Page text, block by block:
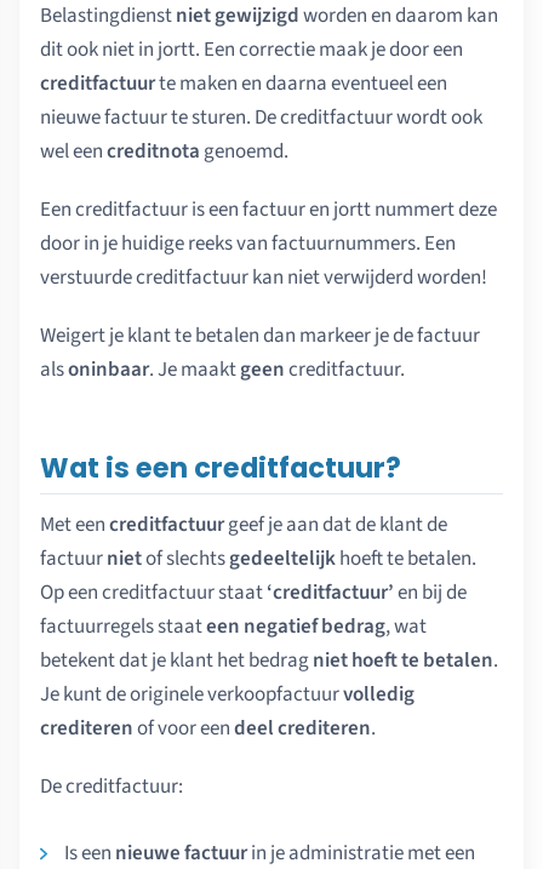
Belastingdienstniet gewijzigdworden en daarom kan
dit ook niet in jortt. Een correctie maak je door een
creditfactuurte maken en daarna eventueel een
nieuwe factuur te sturen. De creditfactuur wordt ook
wel eencreditnotagenoemd.
Een creditfactuur is een factuur en jortt nummert deze
door in je huidige reeks van factuurnummers. Een
verstuurde creditfactuur kan niet verwijderd worden!
Weigert je klant te betalen dan markeer je de factuur
alsoninbaar. Je maaktgeencreditfactuur.
Wat is een creditfactuur?
Met eencreditfactuurgeef je aan dat de klant de
factuurnietof slechtsgedeeltelijkhoeft te betalen.
Op een creditfactuur staat‘creditfactuur’en bij de
factuurregels staateen negatief bedrag, wat
betekent dat je klant het bedragniet hoeft te betalen.
Je kunt de originele verkoopfactuurvolledig
crediterenof voor eendeel crediteren.
De creditfactuur:
Is een nieuwe factuurin je administratie met een